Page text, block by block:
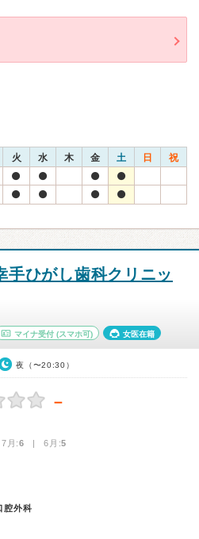
火 水 木 金 土 日 祝
手ひがし歯科クリニッ
マイナ受付 (スマホ可) 女医在籍
夜（〜20:30）
－
月:6 | 6月:5
腔外科